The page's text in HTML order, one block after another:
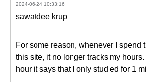
2024-06-24 10:33:16
sawatdee krup
For some reason, whenever I spend
this site, it no longer tracks my hours.
hour it says that I only studied for 1